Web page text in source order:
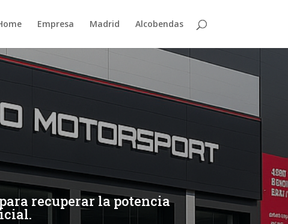
Empresa Madrid Alcobendas
recuperar la potencia